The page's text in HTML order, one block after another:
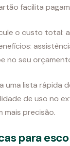
facilita
o custo total:
no seu
uma lista rápida
de uso no
mais precisão.
para